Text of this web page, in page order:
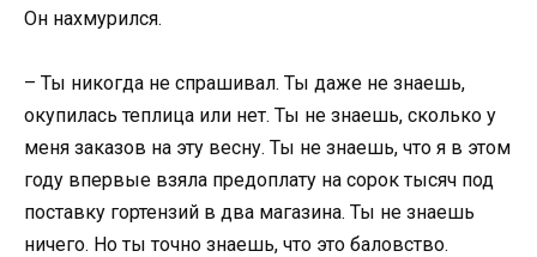
Он нахмурился.
– Ты никогда не спрашивал. Ты даже не знаешь,
окупилась теплица или нет. Ты не знаешь, сколько у
меня заказов на эту весну. Ты не знаешь, что я в этом
году впервые взяла предоплату на сорок тысяч под
поставку гортензий в два магазина. Ты не знаешь
ничего. Но ты точно знаешь, что это баловство.